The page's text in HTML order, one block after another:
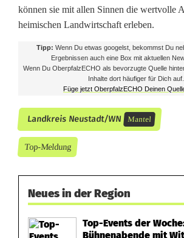
können sie mit allen Sinnen die wertvolle
heimischen Landwirtschaft erleben.
Tipp: Wenn Du etwas googelst, bekommst Du
Ergebnissen auch eine Box mit aktuellen
Wenn Du OberpfalzECHO als bevorzugte Quelle
Inhalte dort häufiger für Dich auf.
Füge jetzt OberpfalzECHO Deinen
Landkreis Neustadt/WN Mantel
Top-Meldung
Neues in der Region
Top-Events der
Bühnenabende mit